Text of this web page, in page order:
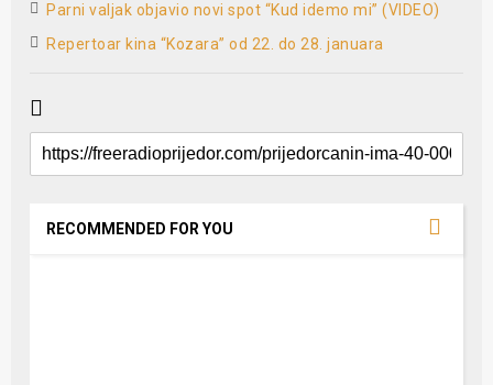
Parni valjak objavio novi spot “Kud idemo mi” (VIDEO)
Repertoar kina “Kozara” od 22. do 28. januara
RECOMMENDED FOR YOU